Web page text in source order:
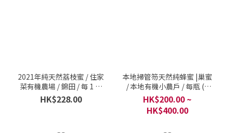
2021年純天然荔枝蜜 / 住家
菜有機農場 / 錦田 / 每 1 樽
500毫升
HK$228.00
本地掃管笏天然純蜂蜜 |巢蜜
/ 本地有機小農戶 / 每瓶 (1
斤)
HK$200.00 ~
HK$400.00